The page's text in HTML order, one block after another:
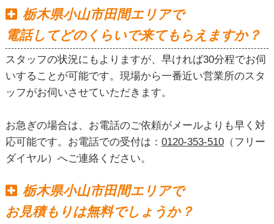
栃木県小山市田間エリアで
電話してどのくらいで来てもらえますか？
スタッフの状況にもよりますが、早ければ30分程でお伺
いすることが可能です。現場から一番近い営業所のスタ
ッフがお伺いさせていただきます。
お急ぎの場合は、お電話のご依頼がメールよりも早く対
応可能です。お電話での受付は： 0120-353-510（フリー
ダイヤル）へご連絡ください。
栃木県小山市田間エリアで
お見積もりは無料でしょうか？